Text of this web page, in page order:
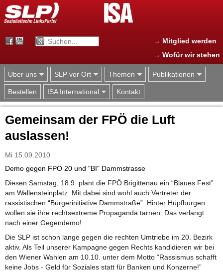
Jump to navigation
→ Mitglied werden
→ Wofür wir stehen
Über uns SLP vor Ort Themen Publikationen
Bestellen ISA International Kontakt
Gemeinsam der FPÖ die Luft
auslassen!
Mi 15.09.2010
Demo gegen FPÖ 20 und "BI" Dammstrasse
Diesen Samstag, 18.9. plant die FPÖ Brigittenau ein “Blaues Fest”
am Wallensteinplatz. Mit dabei sind wohl auch Vertreter der
rassistischen “Bürgerinitiative Dammstraße”. Hinter Hüpfburgen
wollen sie ihre rechtsextreme Propaganda tarnen. Das verlangt
nach einer Gegendemo!
Die SLP ist schon lange gegen die rechten Umtriebe im 20. Bezirk
aktiv. Als Teil unserer Kampagne gegen Rechts kandidieren wir bei
den Wiener Wahlen am 10.10. unter dem Motto “Rassismus schafft
keine Jobs - Geld für Soziales statt für Banken und Konzerne!”